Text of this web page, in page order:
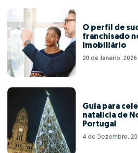
O perfil de
franchisado
imobiliário
20 de Janeiro, 2026
Guia para
natalícia de
Portugal
4 de Dezembro,